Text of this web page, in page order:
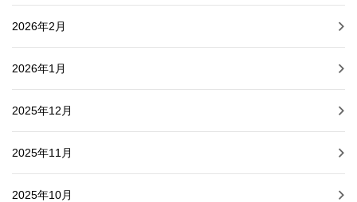
2026年2月
2026年1月
2025年12月
2025年11月
2025年10月